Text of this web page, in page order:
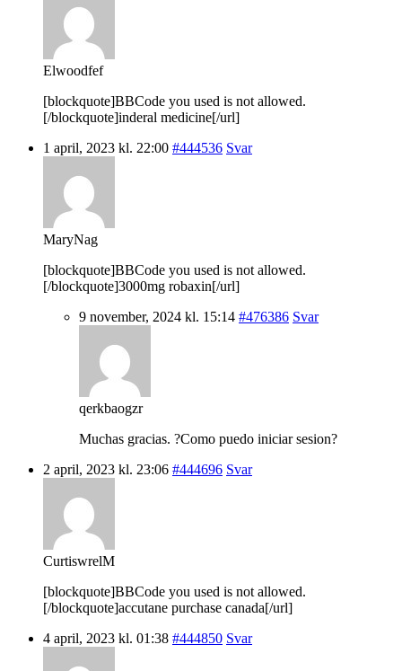
Elwoodfef
[blockquote]BBCode you used is not allowed.
[/blockquote]inderal medicine[/url]
1 april, 2023 kl. 22:00 #444536 Svar
MaryNag
[blockquote]BBCode you used is not allowed.
[/blockquote]3000mg robaxin[/url]
9 november, 2024 kl. 15:14 #476386 Svar
qerkbaogzr
Muchas gracias. ?Como puedo iniciar sesion?
2 april, 2023 kl. 23:06 #444696 Svar
CurtiswrelM
[blockquote]BBCode you used is not allowed.
[/blockquote]accutane purchase canada[/url]
4 april, 2023 kl. 01:38 #444850 Svar